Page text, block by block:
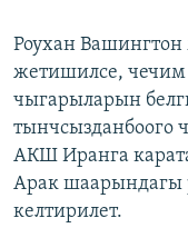
Роухан
жетишилсе, чечим
чыгарыларын
тынчсызданбоого
АКШ Иранга
Арак шаарындагы
келтирилет.